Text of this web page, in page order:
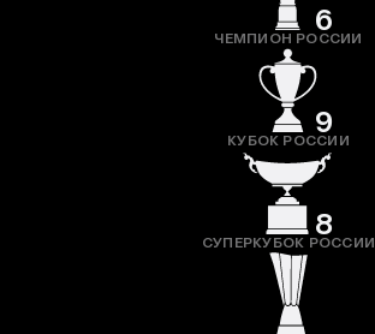
6
ЧЕМПИОН РОССИИ
9
КУБОК РОССИИ
8
СУПЕРКУБОК РОССИИ